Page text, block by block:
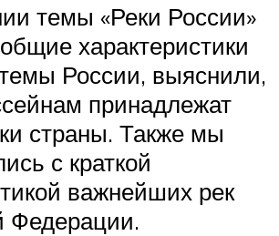
темы «Реки России»
характеристики
России, выяснили,
принадлежат
страны. Также мы
с краткой
важнейших рек
Федерации.